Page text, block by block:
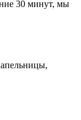
30 минут, мы